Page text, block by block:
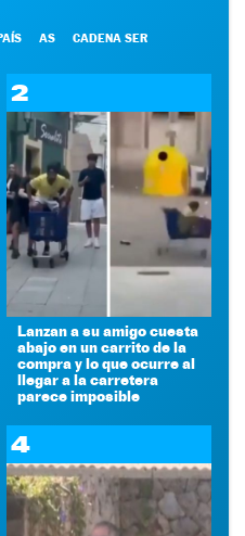
AS CADENA SER
2
Lanzan a su amigo cuesta
abajo en un carrito de la
compra y lo que ocurre al
llegar a la carretera
parece imposible
4